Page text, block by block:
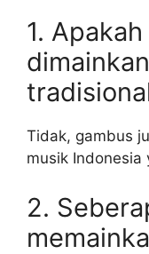
1.
Tidak, gambus
musik Indonesia
2.